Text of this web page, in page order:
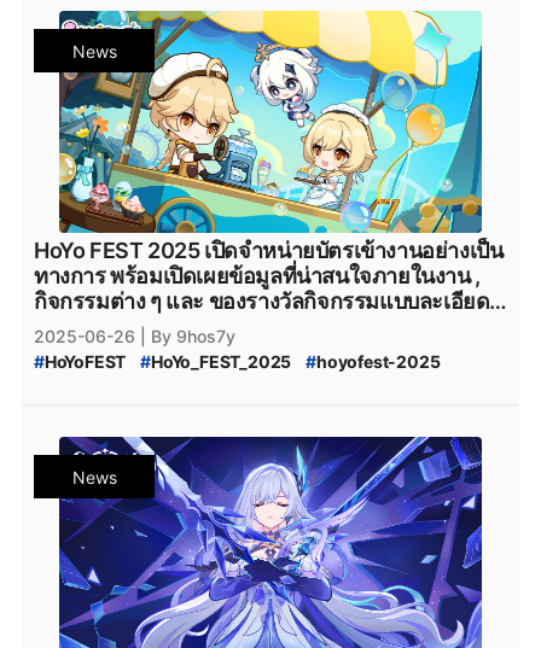
Genshin_Impact_Natlan #genshin_impact_Download
genshin_impact_โหลด # genshin_impact_แจกเพชร
genshin_impact_เพชรฟรี #Playstation #PS5
Genshin_Impact_4_ดาว #Genshin_Impact_5_ดาว
Genshin_Impact_Fontaine
PlayStation5
Playstation5 #Steam #เกมsteam #steam #xbox
XboxSeriesX #XboxSeriesS #เกมใหม่steam
Epicgamesstore #epicgame #epicgames
epicstore
โค้ดGenshinImpact #เพชรฟรี #Primogemฟรี
แจกไอเทมฟรี #GenshinImpactโค้ด
โค้ดเกมฟรี GenshinImpactเพชรฟรี #แจกเพชรฟรี
GenshinImpactแจกโค้ด #genshinimpact
genshin_impact # Genshin_Impact_5.7
Epicgamesstore # epicgame
Genshin_Impact_ดาวน์โหลด #
ดาวน์โหลดเกมฟรี
Genshin_Impact_โหลด #Genshin_Impact_Patch_5.7
Genshin_Impact_Patch_5.8 #Genshin_Impact_Ineffa
# Genshin_Impact_iOS #Genshin_Impact_Android
# Genshin_Impact_Download #HoYoverse # HoYoPlay
News
HoYo FEST 2025 เปิดจำหน่ายบัตรเข้างานอย่างเป็น
ทางการ พร้อมเปิดเผยข้อมูลที่น่าสนใจภายในงาน ,
กิจกรรมต่าง ๆ และ ของรางวัลกิจกรรมแบบละเอียด
ยิบ
2025-06-26
| By 9hos7y
#HoYoFEST #HoYo_FEST_2025 #hoyofest-2025
Zenless_Zone_Zero #ZZZ #Teyvat
Genshin_Impact_Teyvat #Genshin_Impact_ดาวน์โหลด
Genshin_Impact_Download #Genshin_Impact_Patch
Genshin_Impact_แพตช์ #HoYoplay #HoYoverse
GenshinImpact #HonkaiImpact3 #HonkaiStarRail
ZenlessZoneZero #StarRail #zzzero
Honkai_Star_Rail_3.4 #Honkai_Star_Rail_3.3
News